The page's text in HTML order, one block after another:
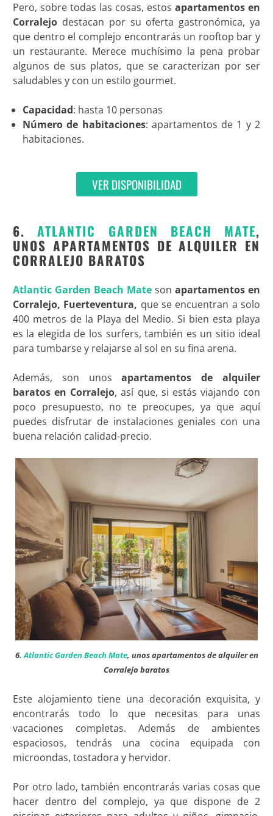
Pero, sobre todas las cosas, estosapartamentos en
Corralejodestacan por su oferta gastronómica, ya
que dentro el complejo encontrarás un rooftop bar y
un restaurante. Merece muchísimo la pena probar
algunos de sus platos, que se caracterizan por ser
saludables y con un estilo gourmet.
Capacidad: hasta 10 personas
Número de habitaciones: apartamentos de 1 y 2
habitaciones.
VER DISPONIBILIDAD
6.ATLANTIC GARDEN BEACH MATE,
UNOS APARTAMENTOS DE ALQUILER EN
CORRALEJO BARATOS
Atlantic Garden Beach Mate son apartamentos en
Corralejo, Fuerteventura, que se encuentran a solo
400 metros de la Playa del Medio. Si bien esta playa
es la elegida de los surfers, también es un sitio ideal
para tumbarse y relajarse al sol en su fina arena.
Además, son unosapartamentos de alquiler
baratos en Corralejo, así que, si estás viajando con
poco presupuesto, no te preocupes, ya que aquí
puedes disfrutar de instalaciones geniales con una
buena relación calidad-precio.
6.Atlantic Garden Beach Mate, unos apartamentos de alquiler en
Corralejo baratos
Este alojamiento tiene una decoración exquisita, y
encontrarás todo lo que necesitas para unas
vacaciones completas. Además de ambientes
espaciosos, tendrás una cocina equipada con
microondas, tostadora y hervidor.
Por otro lado, también encontrarás varias cosas que
hacer dentro del complejo, ya que dispone de 2